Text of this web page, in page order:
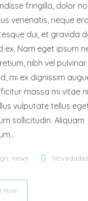
fringilla, dolor
venenatis, neque
dui, et gravida
ex. Nam eget ipsum
nibh vel pulvinar
mi ex dignissim
massa mi vitae
vulputate tellus
sollicitudin. Aliquam
, news Novedades
More